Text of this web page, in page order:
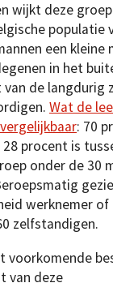
wijkt deze
populatie
een kleine
in het
de langdurig
Wat de
: 70
28 procent is
onder de 30
werknemer
zelfstandigen.
voorkomende
van deze